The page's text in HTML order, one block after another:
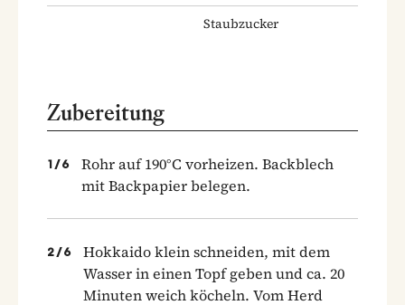
Staubzucker
Zubereitung
1 /6
Rohr auf 190°C vorheizen. Backblech
mit Backpapier belegen.
2/6
Hokkaido klein schneiden, mit dem
Wasser in einen Topf geben und ca. 20
Minuten weich köcheln. Vom Herd